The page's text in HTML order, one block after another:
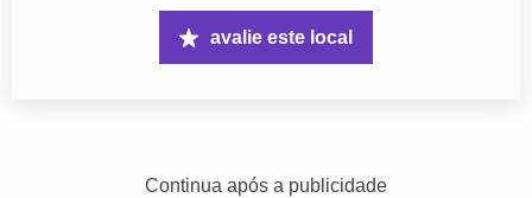
avalie este local
Continua após a publicidade